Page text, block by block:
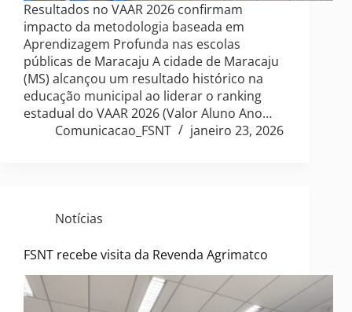
Resultados no VAAR 2026 confirmam
impacto da metodologia baseada em
Aprendizagem Profunda nas escolas
públicas de Maracaju A cidade de Maracaju
(MS) alcançou um resultado histórico na
educação municipal ao liderar o ranking
estadual do VAAR 2026 (Valor Aluno Ano…
Comunicacao_FSNT
janeiro 23, 2026
Notícias
FSNT recebe visita da Revenda Agrimatco